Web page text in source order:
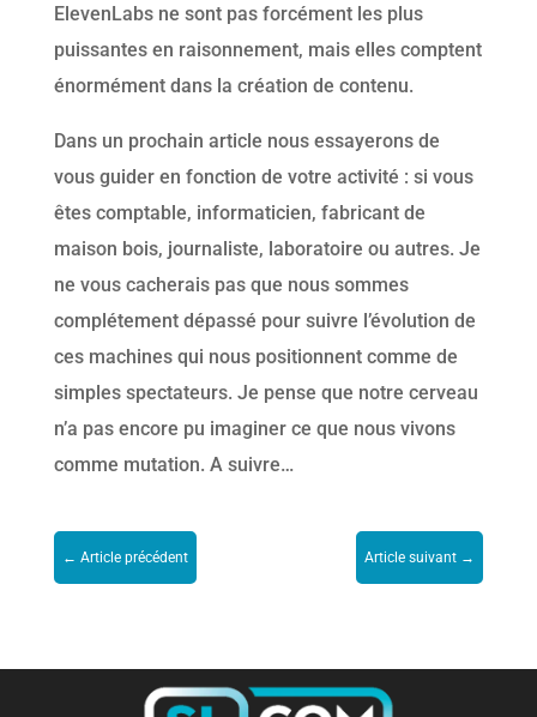
ElevenLabs ne sont pas forcément les plus
puissantes en raisonnement, mais elles comptent
énormément dans la création de contenu.
Dans un prochain article nous essayerons de
vous guider en fonction de votre activité : si vous
êtes comptable, informaticien, fabricant de
maison bois, journaliste, laboratoire ou autres. Je
ne vous cacherais pas que nous sommes
complétement dépassé pour suivre l’évolution de
ces machines qui nous positionnent comme de
simples spectateurs. Je pense que notre cerveau
n’a pas encore pu imaginer ce que nous vivons
comme mutation. A suivre…
← Article précédent Article suivant →